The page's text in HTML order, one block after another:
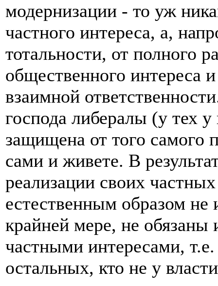
модернизации - то уж
частного интереса, а,
тотальности, от полного
общественного интереса
взаимной
господа либералы (у тех
защищена от того самого
сами и живете. В
реализации своих
естественным образом
крайней мере, не
частными интересами,
остальных, кто не у